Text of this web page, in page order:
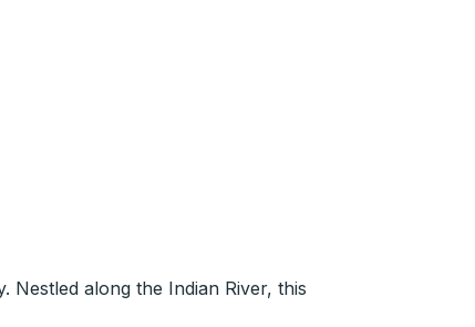
along the Indian River, this